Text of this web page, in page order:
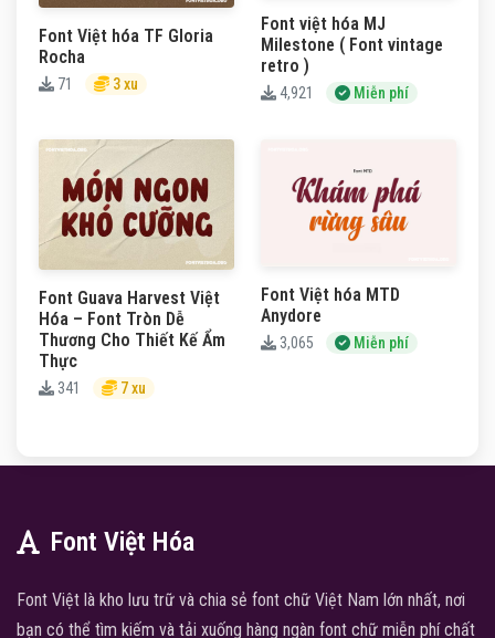
Font Việt hóa TF Gloria
Rocha
71 3 xu
Font việt hóa MJ
Milestone ( Font vintage
retro )
4,921 Miễn phí
Font Guava Harvest Việt
Hóa – Font Tròn Dễ
Thương Cho Thiết Kế Ẩm
Thực
341 7 xu
Font Việt hóa MTD
Anydore
3,065 Miễn phí
Font Việt Hóa
Font Việt là kho lưu trữ và chia sẻ font chữ Việt Nam lớn nhất, nơi
bạn có thể tìm kiếm và tải xuống hàng ngàn font chữ miễn phí chất